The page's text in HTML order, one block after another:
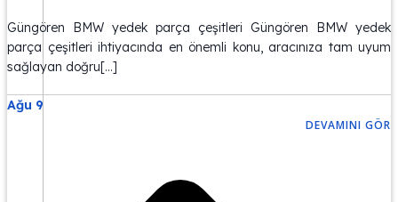
Güngören BMW yedek parça çeşitleri Güngören BMW yedek
parça çeşitleri ihtiyacında en önemli konu, aracınıza tam uyum
sağlayan doğru[…]
Ağu 9
DEVAMINI GÖR